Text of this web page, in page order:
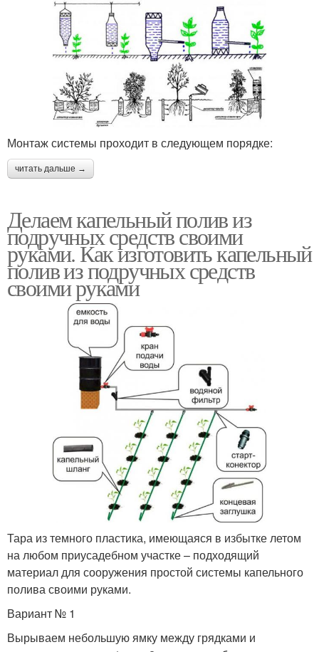
Монтаж системы проходит в следующем порядке:
читать дальше →
Делаем капельный полив из
подручных средств своими
руками. Как изготовить капельный
полив из подручных средств
своими руками
Тара из темного пластика, имеющаяся в избытке летом
на любом приусадебном участке – подходящий
материал для сооружения простой системы капельного
полива своими руками.
Вариант № 1
Вырываем небольшую ямку между грядками и